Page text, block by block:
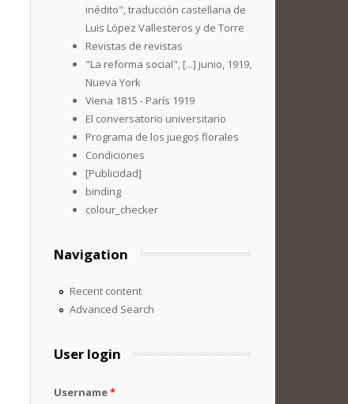
inédito", traducción castellana de
Luis López Vallesteros y de Torre
Revistas de revistas
"La reforma social", [...] junio, 1919,
Nueva York
Viena 1815 - París 1919
El conversatorio universitario
Programa de los juegos florales
Condiciones
[Publicidad]
binding
colour_checker
Navigation
Recent content
Advanced Search
User login
Username*